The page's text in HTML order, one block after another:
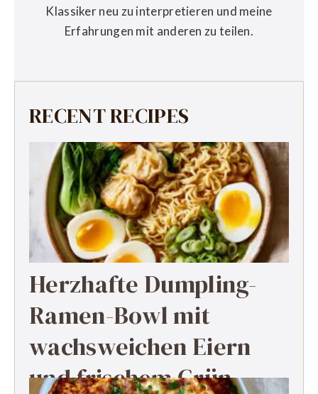
Klassiker neu zu interpretieren und meine
Erfahrungen mit anderen zu teilen.
RECENT RECIPES
Herzhafte Dumpling-
Ramen-Bowl mit
wachsweichen Eiern
und frischem Grün